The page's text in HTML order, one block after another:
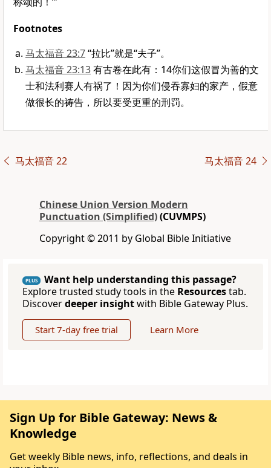
Footnotes
马太福音 23:7“拉比”就是“夫子”。
马太福音 23:13有古卷在此有：14你们这假冒为善的文
士和法利赛人有祸了！因为你们侵吞寡妇的家产，假意
做很长的祷告，所以要受更重的刑罚。
马太福音 22 马太福音 24
Chinese Union Version Modern
Punctuation (Simplified)(CUVMPS)
Copyright © 2011 by Global Bible Initiative
PLUS
Want help understanding this passage?
Explore trusted study tools in the Resourcestab.
Discoverdeeper insightwith Bible Gateway Plus.
Start 7-day free trial Learn More
Sign Up for Bible Gateway: News &
Knowledge
Get weekly Bible news, info, reflections, and deals in